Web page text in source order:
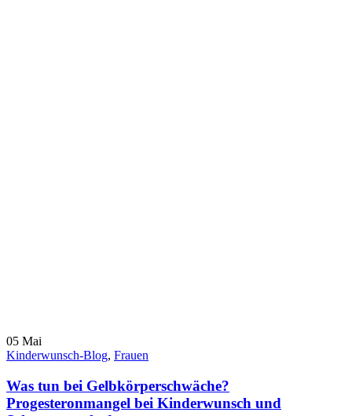
05 Mai
Kinderwunsch-Blog, Frauen
Was tun bei Gelbkörperschwäche?
Progesteronmangel bei Kinderwunsch und